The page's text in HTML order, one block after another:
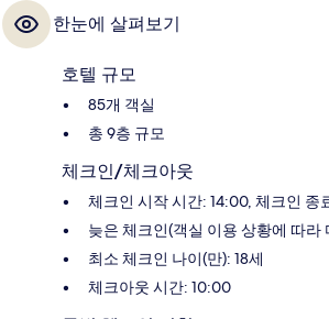
한눈에 살펴보기
호텔 규모
85개 객실
총 9층 규모
체크인/체크아웃
체크인 시작 시간: 14:00, 체크인 종
늦은 체크인(객실 이용 상황에 따라
최소 체크인 나이(만): 18세
체크아웃 시간: 10:00